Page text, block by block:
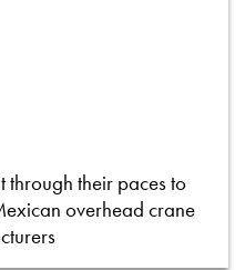
their paces to
overhead crane